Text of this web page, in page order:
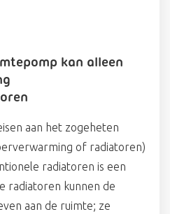
kan alleen
aan het zogeheten
of radiatoren)
radiatoren is een
radiatoren kunnen de
aan de ruimte; ze